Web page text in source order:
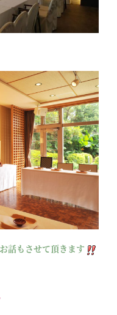
話もさせて頂きます